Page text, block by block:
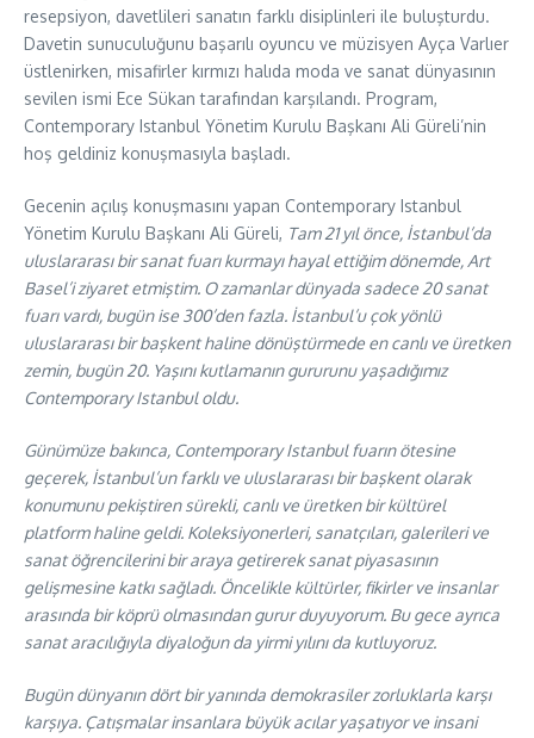
resepsiyon, davetlileri sanatın farklı disiplinleri ile buluşturdu.
Davetin sunuculuğunu başarılı oyuncu ve müzisyen Ayça Varlıer
üstlenirken, misafirler kırmızı halıda moda ve sanat dünyasının
sevilen ismi Ece Sükan tarafından karşılandı. Program,
Contemporary Istanbul Yönetim Kurulu Başkanı Ali Güreli’nin
hoş geldiniz konuşmasıyla başladı.
Gecenin açılış konuşmasını yapan Contemporary Istanbul
Yönetim Kurulu Başkanı Ali Güreli, Tam 21 yıl önce, İstanbul’da
uluslararası bir sanat fuarı kurmayı hayal ettiğim dönemde, Art
Basel’i ziyaret etmiştim. O zamanlar dünyada sadece 20 sanat
fuarı vardı, bugün ise 300’den fazla. İstanbul’u çok yönlü
uluslararası bir başkent haline dönüştürmede en canlı ve üretken
zemin, bugün 20. Yaşını kutlamanın gururunu yaşadığımız
Contemporary Istanbul oldu.
Günümüze bakınca, Contemporary Istanbul fuarın ötesine
geçerek, İstanbul’un farklı ve uluslararası bir başkent olarak
konumunu pekiştiren sürekli, canlı ve üretken bir kültürel
platform haline geldi. Koleksiyonerleri, sanatçıları, galerileri ve
sanat öğrencilerini bir araya getirerek sanat piyasasının
gelişmesine katkı sağladı. Öncelikle kültürler, fikirler ve insanlar
arasında bir köprü olmasından gurur duyuyorum. Bu gece ayrıca
sanat aracılığıyla diyaloğun da yirmi yılını da kutluyoruz.
Bugün dünyanın dört bir yanında demokrasiler zorluklarla karşı
karşıya. Çatışmalar insanlara büyük acılar yaşatıyor ve insani